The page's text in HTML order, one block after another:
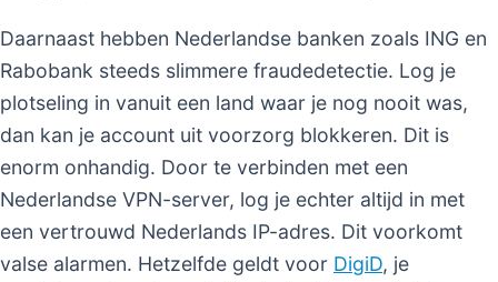
Daarnaast hebben Nederlandse banken zoals ING en
Rabobank steeds slimmere fraudedetectie. Log je
plotseling in vanuit een land waar je nog nooit was,
dan kan je account uit voorzorg blokkeren. Dit is
enorm onhandig. Door te verbinden met een
Nederlandse VPN-server, log je echter altijd in met
een vertrouwd Nederlands IP-adres. Dit voorkomt
valse alarmen. Hetzelfde geldt voor DigiD, je